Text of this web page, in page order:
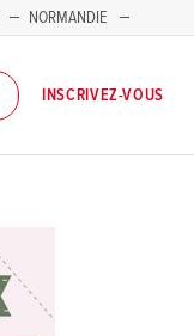
NORMANDIE
INSCRIVEZ-VOUS